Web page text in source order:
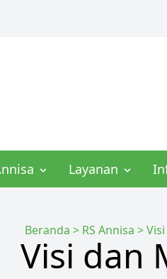
Layanan
Beranda > RS Annisa >
Visi dan